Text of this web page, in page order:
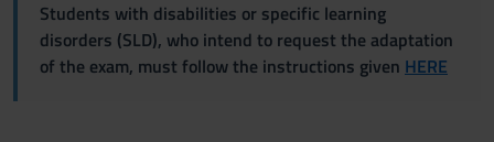
Students with disabilities or specific learning
disorders (SLD), who intend to request the adaptation
of the exam, must follow the instructions given HERE